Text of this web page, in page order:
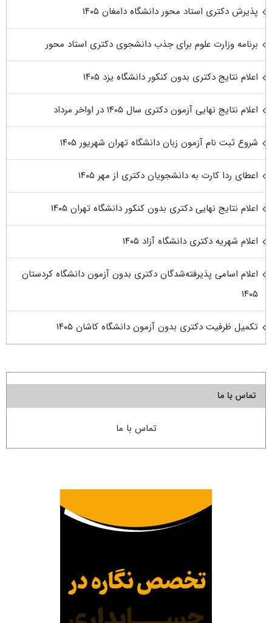
پذیرش دکتری استاد محور دانشگاه دامغان ۱۴۰۵
برنامه وزارت علوم برای جذب دانشجوی دکتری استاد محور
اعلام نتایج دکتری بدون کنکور دانشگاه یزد ۱۴۰۵
اعلام نتایج نهایی آزمون دکتری سال ۱۴۰۵ در اواخر مرداد
شروع ثبت نام آزمون زبان دانشگاه تهران شهریور ۱۴۰۵
اعطای ردا کارت به دانشجویان دکتری از مهر ۱۴۰۵
اعلام نتایج نهایی دکتری بدون کنکور دانشگاه تهران ۱۴۰۵
اعلام شهریه دکتری دانشگاه آزاد ۱۴۰۵
اعلام اسامی پذیرفته‌شدگان دکتری بدون آزمون دانشگاه کردستان
۱۴۰۵
تکمیل ظرفیت دکتری بدون آزمون دانشگاه کاشان ۱۴۰۵
تماس با ما
تماس با ما